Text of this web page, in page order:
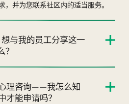
，并为您联系社区内的适当服务。
与我的员工分享这一
理咨询——我怎么知
才能申请吗？